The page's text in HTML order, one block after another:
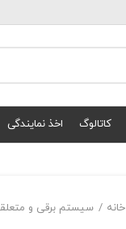
کاتالوگ اخذ نمایندگی
خانه سیستم برقی و